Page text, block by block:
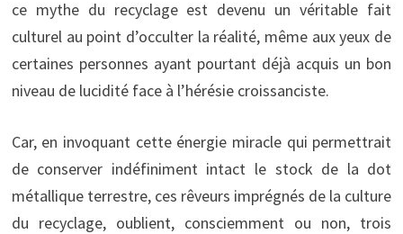
ce mythe du recyclage est devenu un véritable fait
culturel au point d’occulter la réalité, même aux yeux de
certaines personnes ayant pourtant déjà acquis un bon
niveau de lucidité face à l’hérésie croissanciste.
Car, en invoquant cette énergie miracle qui permettrait
de conserver indéfiniment intact le stock de la dot
métallique terrestre, ces rêveurs imprégnés de la culture
du recyclage, oublient, consciemment ou non, trois